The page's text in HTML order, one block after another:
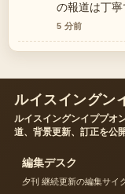
の報道は丁寧
5 分前
ルイスイングン
ルイスイングンイププオ
道、背景更新、訂正を公
編集デスク
夕刊 継続更新の編集サイ